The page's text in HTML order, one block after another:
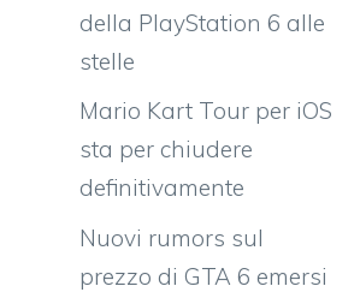
della PlayStation 6 alle
stelle
Mario Kart Tour per iOS
sta per chiudere
definitivamente
Nuovi rumors sul
prezzo di GTA 6 emersi